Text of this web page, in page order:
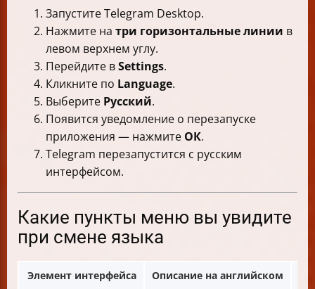
Запустите Telegram Desktop.
Нажмите на три горизонтальные линии в
левом верхнем углу.
Перейдите вSettings.
Кликните по Language.
Выберите Русский.
Появится уведомление о перезапуске
приложения — нажмите ОК.
Telegram перезапустится с русским
интерфейсом.
Какие пункты меню вы увидите
при смене языка
Элемент интерфейса Описание на английском